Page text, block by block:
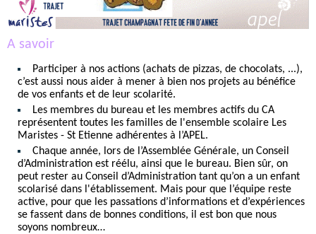
A savoir
Participer à nos actions (achats de pizzas, de chocolats, ...),
c’est aussi nous aider à mener à bien nos projets au bénéfice
de vos enfants et de leur scolarité.
Les membres du bureau et les membres actifs du CA
représentent toutes les familles de l'ensemble scolaire Les
Maristes - St Etienne adhérentes à l’APEL.
Chaque année, lors de l’Assemblée Générale, un Conseil
d’Administration est réélu, ainsi que le bureau. Bien sûr, on
peut rester au Conseil d’Administration tant qu’on a un enfant
scolarisé dans l'établissement. Mais pour que l’équipe reste
active, pour que les passations d’informations et d’expériences
se fassent dans de bonnes conditions, il est bon que nous
soyons nombreux…